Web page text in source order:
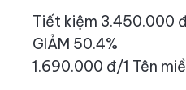
Tiết kiệm 3.450.000
GIẢM 50.4%
1.690.000 đ/1 Tên